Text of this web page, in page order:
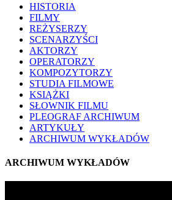
HISTORIA
FILMY
REŻYSERZY
SCENARZYŚCI
AKTORZY
OPERATORZY
KOMPOZYTORZY
STUDIA FILMOWE
KSIĄŻKI
SŁOWNIK FILMU
PLEOGRAF ARCHIWUM
ARTYKUŁY
ARCHIWUM WYKŁADÓW
ARCHIWUM WYKŁADÓW